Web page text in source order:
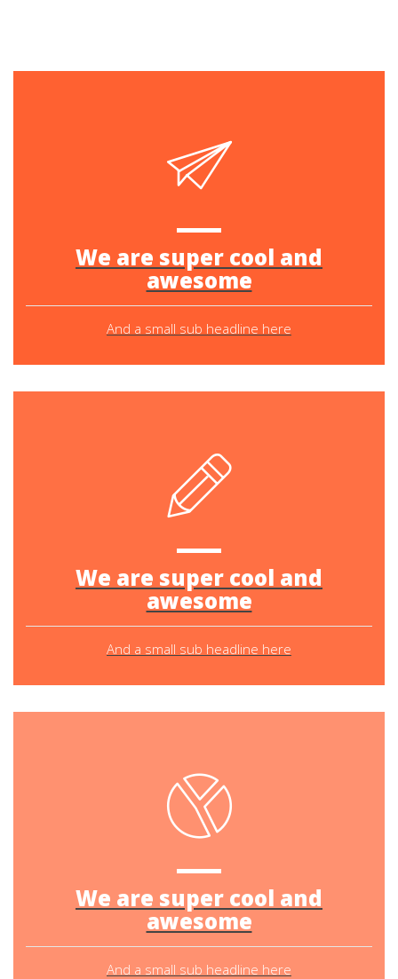
We are super cool and
awesome
And a small sub headline here
We are super cool and
awesome
And a small sub headline here
We are super cool and
awesome
And a small sub headline here